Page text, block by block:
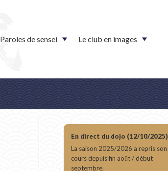
Paroles de sensei Le club en images
En direct du dojo (12/10/2025)
La saison 2025/2026 a repris son
cours depuis fin août / début
septembre.